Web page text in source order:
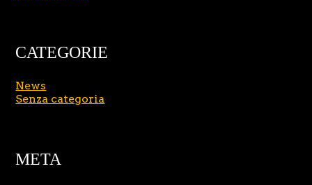
CATEGORIE
News
Senza categoria
META